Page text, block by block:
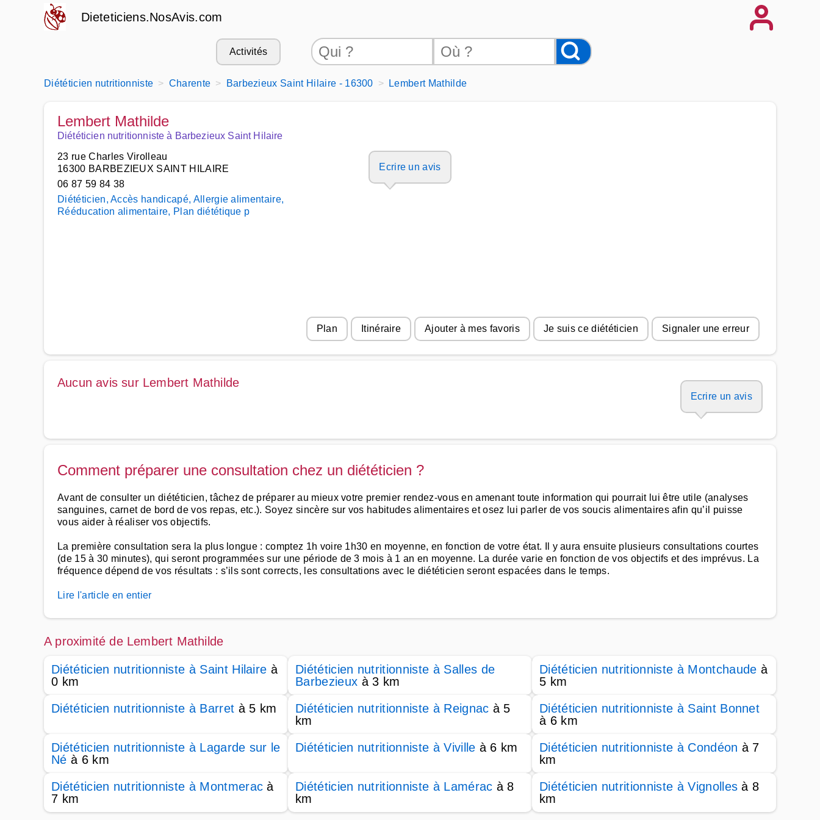
Dieteticiens.NosAvis.com
Activités
Diététicien nutritionniste Charente Barbezieux Saint Hilaire - 16300 Lembert Mathilde
Lembert Mathilde
Diététicien nutritionniste à Barbezieux Saint Hilaire
23 rue Charles Virolleau
16300 BARBEZIEUX SAINT HILAIRE
06 87 59 84 38
Diététicien, Accès handicapé, Allergie alimentaire,
Rééducation alimentaire, Plan diététique p
Ecrire un avis
Plan Itinéraire Ajouter à mes favoris Je suis ce diététicien Signaler une erreur
Aucun avis sur Lembert Mathilde
Ecrire un avis
Comment préparer une consultation chez un diététicien ?
Avant de consulter un diététicien, tâchez de préparer au mieux votre premier rendez-vous en amenant toute information qui pourrait lui être utile (analyses
sanguines, carnet de bord de vos repas, etc.). Soyez sincère sur vos habitudes alimentaires et osez lui parler de vos soucis alimentaires afin qu’il puisse
vous aider à réaliser vos objectifs.
La première consultation sera la plus longue : comptez 1h voire 1h30 en moyenne, en fonction de votre état. Il y aura ensuite plusieurs consultations courtes
(de 15 à 30 minutes), qui seront programmées sur une période de 3 mois à 1 an en moyenne. La durée varie en fonction de vos objectifs et des imprévus. La
fréquence dépend de vos résultats : s’ils sont corrects, les consultations avec le diététicien seront espacées dans le temps.
Lire l'article en entier
A proximité de Lembert Mathilde
Diététicien nutritionniste à Saint Hilaire à
0 km
Diététicien nutritionniste à Salles de
Barbezieux à 3 km
Diététicien nutritionniste à Montchaude à
5 km
Diététicien nutritionniste à Barret à 5 km Diététicien nutritionniste à Reignac à 5
km
Diététicien nutritionniste à Saint Bonnet
à 6 km
Diététicien nutritionniste à Lagarde sur le
Né à 6 km
Diététicien nutritionniste à Viville à 6 km Diététicien nutritionniste à Condéon à 7
km
Diététicien nutritionniste à Montmerac à
7 km
Diététicien nutritionniste à Lamérac à 8
km
Diététicien nutritionniste à Vignolles à 8
km